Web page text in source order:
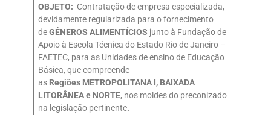
OBJETO: Contratação de empresa especializada,
devidamente regularizada para o fornecimento
deGÊNEROS ALIMENTÍCIOS junto à Fundação de
Apoio à Escola Técnica do Estado Rio de Janeiro –
FAETEC, para as Unidades de ensino de Educação
Básica, que compreende
as Regiões METROPOLITANA I, BAIXADA
LITORÂNEA e NORTE, nos moldes do preconizado
na legislação pertinente.